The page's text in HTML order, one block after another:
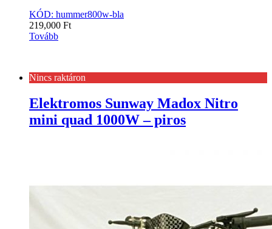
KÓD: hummer800w-bla
219,000 Ft
Tovább
Nincs raktáron
Elektromos Sunway Madox Nitro
mini quad 1000W – piros